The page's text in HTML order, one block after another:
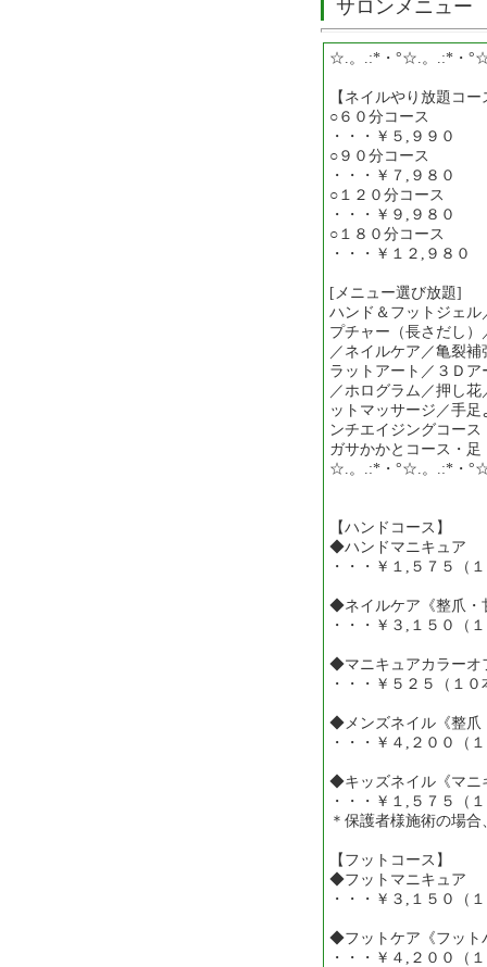
サロンメニュー
☆.。.:*・°☆.。.:*・
【ネイルやり放題コー
○６０分コース
・・・￥５,９９０
○９０分コース
・・・￥７,９８０
○１２０分コース
・・・￥９,９８０
○１８０分コース
・・・￥１２,９８０
[メニュー選び放題]
ハンド＆フットジェ
プチャー（長さだし
／ネイルケア／亀裂
ラットアート／３Ｄ
／ホログラム／押し
ットマッサージ／手
ンチエイジングコー
ガサかかとコース・
☆.。.:*・°☆.。.:*・
【ハンドコース】
◆ハンドマニキュア
・・・￥１,５７５（
◆ネイルケア《整爪・
・・・￥３,１５０（
◆マニキュアカラーオ
・・・￥５２５（１０
◆メンズネイル《整爪
・・・￥４,２００（
◆キッズネイル《マニ
・・・￥１,５７５（
＊保護者様施術の場
【フットコース】
◆フットマニキュア
・・・￥３,１５０（
◆フットケア《フット
・・・￥４,２００（